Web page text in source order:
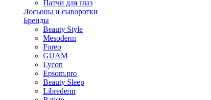
Патчи для глаз
Лосьоны и сыворотки
Бренды
Beauty Style
Mesoderm
Foreo
GUAM
Lycon
Epsom.pro
Beauty Sleep
Librederm